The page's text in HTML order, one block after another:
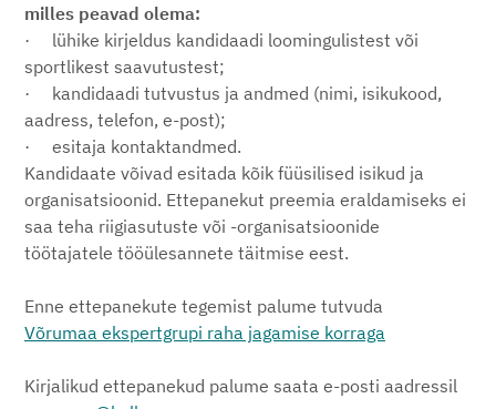
milles peavad olema:
· lühike kirjeldus kandidaadi loomingulistest või
sportlikest saavutustest;
· kandidaadi tutvustus ja andmed (nimi, isikukood,
aadress, telefon, e-post);
· esitaja kontaktandmed.
Kandidaate võivad esitada kõik füüsilised isikud ja
organisatsioonid. Ettepanekut preemia eraldamiseks ei
saa teha riigiasutuste või -organisatsioonide
töötajatele tööülesannete täitmise eest.
Enne ettepanekute tegemist palume tutvuda
Võrumaa ekspertgrupi raha jagamise korraga
Kirjalikud ettepanekud palume saata e-posti aadressil